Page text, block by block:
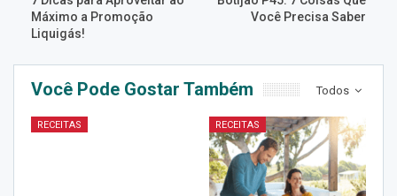
Máximo a Promoção
Liquigás!
Você Precisa Saber
Todos
Você Pode Gostar Também
RECEITAS RECEITAS